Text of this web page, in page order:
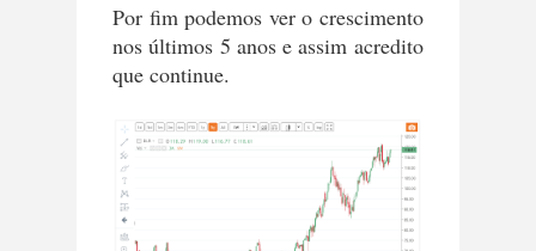
Por fim podemos ver o crescimento
nos últimos 5 anos e assim acredito
que continue.